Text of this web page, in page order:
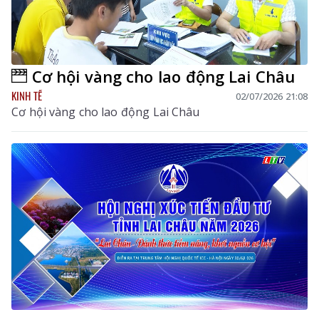
Cơ hội vàng cho lao động Lai Châu
KINH TẾ 02/07/2026 21:08
Cơ hội vàng cho lao động Lai Châu